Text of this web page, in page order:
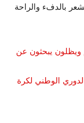
ويظلون يبحثون عن
الوطني لكرة